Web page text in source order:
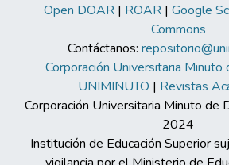
Open DOAR | ROAR | Google
Commons
Contáctanos:
Corporación Universitaria Minuto
UNIMINUTO | Revistas
Corporación Universitaria Minuto de
2024
Institución de Educación Superior